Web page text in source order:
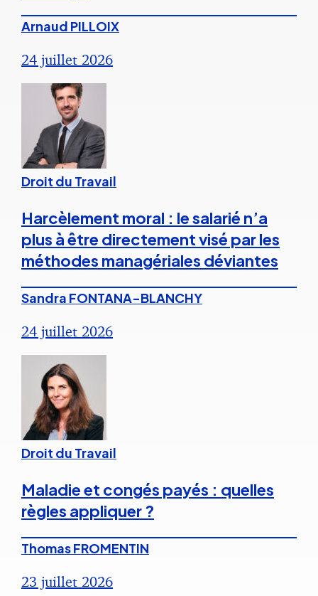
Arnaud PILLOIX
24 juillet 2026
Droit du Travail
Harcèlement moral : le salarié n’a
plus à être directement visé par les
méthodes managériales déviantes
Sandra FONTANA-BLANCHY
24 juillet 2026
Droit du Travail
Maladie et congés payés : quelles
règles appliquer ?
Thomas FROMENTIN
23 juillet 2026